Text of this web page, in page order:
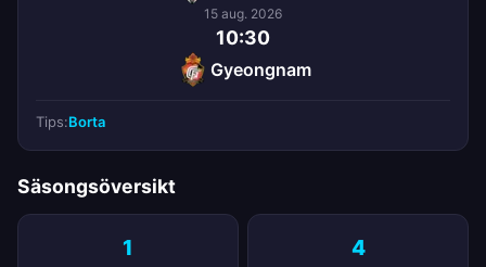
15 aug. 2026
10:30
Gyeongnam
Tips:Borta
Säsongsöversikt
1 4